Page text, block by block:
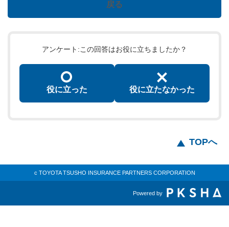
戻る
アンケート:この回答はお役に立ちましたか？
役に立った 役に立たなかった
c TOYOTA TSUSHO INSURANCE PARTNERS CORPORATION
Powered by
TOPへ